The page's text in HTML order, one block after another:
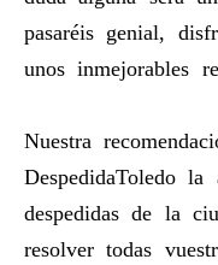
pasaréis genial,
unos inmejorables
Nuestra
DespedidaToledo la
despedidas de la
resolver todas